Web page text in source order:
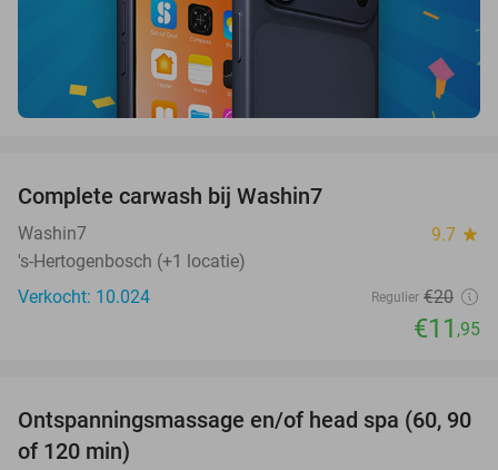
Complete carwash bij Washin7
Washin7 9.7 star
's-Hertogenbosch (+1 locatie)
Verkocht: 10.024
Regulier €20
€11 ,95
42%
Ontspanningsmassage en/of head spa (60, 90
of 120 min)